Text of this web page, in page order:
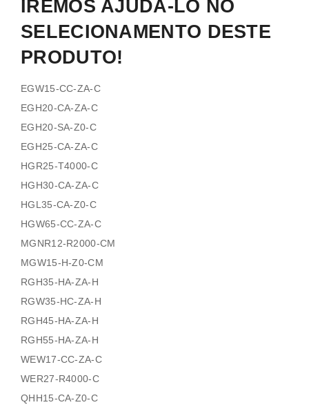
IREMOS AJUDÁ-LO NO
SELECIONAMENTO DESTE
PRODUTO!
EGW15-CC-ZA-C
EGH20-CA-ZA-C
EGH20-SA-Z0-C
EGH25-CA-ZA-C
HGR25-T4000-C
HGH30-CA-ZA-C
HGL35-CA-Z0-C
HGW65-CC-ZA-C
MGNR12-R2000-CM
MGW15-H-Z0-CM
RGH35-HA-ZA-H
RGW35-HC-ZA-H
RGH45-HA-ZA-H
RGH55-HA-ZA-H
WEW17-CC-ZA-C
WER27-R4000-C
QHH15-CA-Z0-C